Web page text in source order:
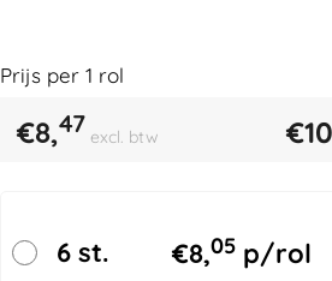
Prijs per 1 rol
€8,47 excl. btw €
6 st. €8,05 p/rol